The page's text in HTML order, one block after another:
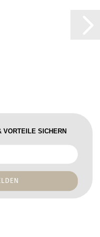
VORTEILE SICHERN